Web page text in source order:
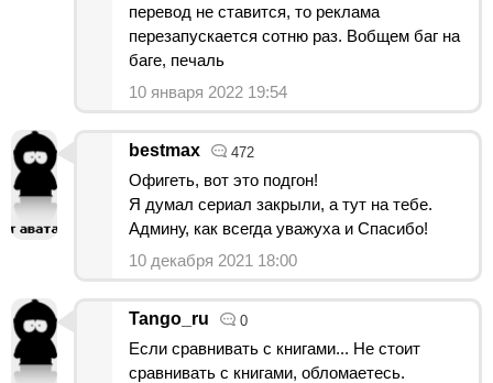
перевод не ставится, то реклама
перезапускается сотню раз. Вобщем баг на
баге, печаль
10 января 2022 19:54
bestmax 472
Офигеть, вот это подгон!
Я думал сериал закрыли, а тут на тебе.
Админу, как всегда уважуха и Спасибо!
10 декабря 2021 18:00
Tango_ru 0
Если сравнивать с книгами... Не стоит
сравнивать с книгами, обломаетесь.